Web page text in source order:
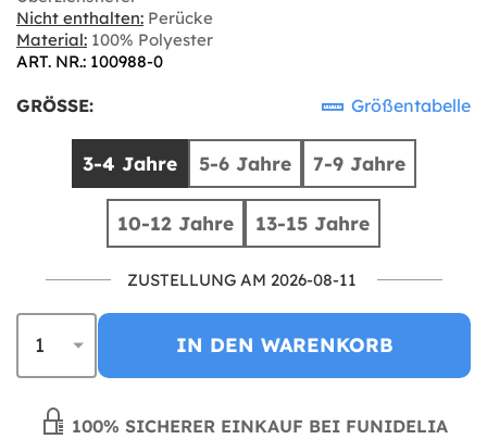
Nicht enthalten: Perücke
Material: 100% Polyester
ART. NR.: 100988-0
GRÖSSE: Größentabelle
3-4 Jahre 5-6 Jahre 7-9 Jahre
10-12 Jahre 13-15 Jahre
ZUSTELLUNG AM 2026-08-11
IN DEN WARENKORB
100% SICHERER EINKAUF BEI FUNIDELIA